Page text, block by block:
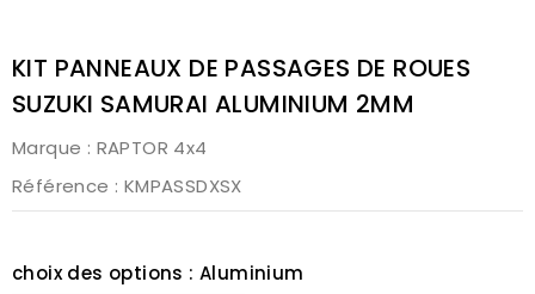
KIT PANNEAUX DE PASSAGES DE ROUES
SUZUKI SAMURAI ALUMINIUM 2MM
Marque : RAPTOR 4x4
Référence : KMPASSDXSX
choix des options : Aluminium